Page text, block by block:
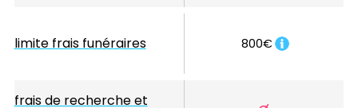
limite frais funéraires 800€
frais de recherche et